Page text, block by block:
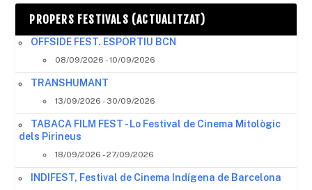
PROPERS FESTIVALS (ACTUALITZAT)
OFFSIDE FEST. ESPORTIU BCN
08/09/2026 - 10/09/2026
TRANSHUMANT
13/09/2026 - 30/09/2026
TABACA FILM FEST - Lo Festival de Cinema Mitològic
dels Pirineus
18/09/2026 - 27/09/2026
INDIFEST, Festival de Cinema Indígena de Barcelona